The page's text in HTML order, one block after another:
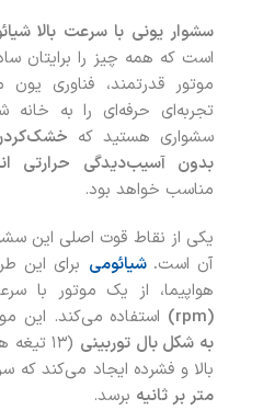
سشوار یونی با سرعت بالا
است که همه چیز را برایتان
موتور قدرتمند، فناوری
تجربه‌ای حرفه‌ای را به خانه
سشواری هستید که
بدون آسیب‌دیدگی حرارتی
مناسب خواهد بود.
یکی از نقاط قوت اصلی این
آن است.شیائومی برای این
هواپیما، از یک موتور با
(rpm)
استفاده می‌کند. این
به شکل بال توربینی
(۱۳
بالا و فشرده ایجاد می‌کند که
متر بر ثانیه برسد.